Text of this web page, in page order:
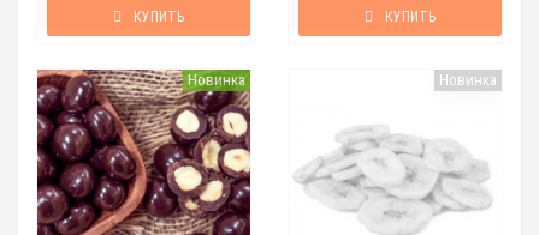
КУПИТЬ КУПИТЬ
Новинка Новинка